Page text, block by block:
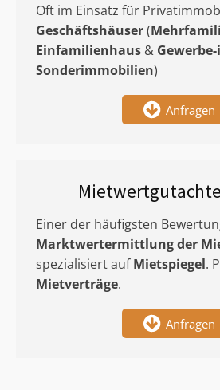
Oft im Einsatz für
Geschäftshäuser(
Einfamilienhaus &
Sonderimmobilien)
Anfragen
Einer der häufigsten
Marktwertermittlungder
spezialisiert aufMietspiegel.
Mietverträge.
Anfragen